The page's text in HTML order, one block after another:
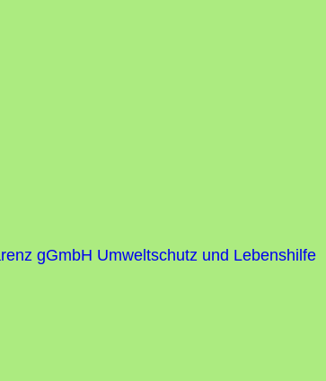
gGmbH Umweltschutz und Lebenshilfe